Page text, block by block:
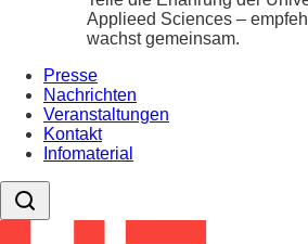
Applieed Sciences –
wachst gemeinsam.
Presse
Nachrichten
Veranstaltungen
Kontakt
Infomaterial